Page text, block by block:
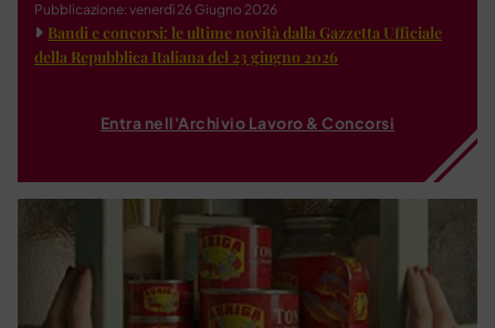
Pubblicazione: venerdì 26 Giugno 2026
Bandi e concorsi: le ultime novità dalla Gazzetta Ufficiale
della Repubblica Italiana del 23 giugno 2026
Entra nell'Archivio Lavoro & Concorsi